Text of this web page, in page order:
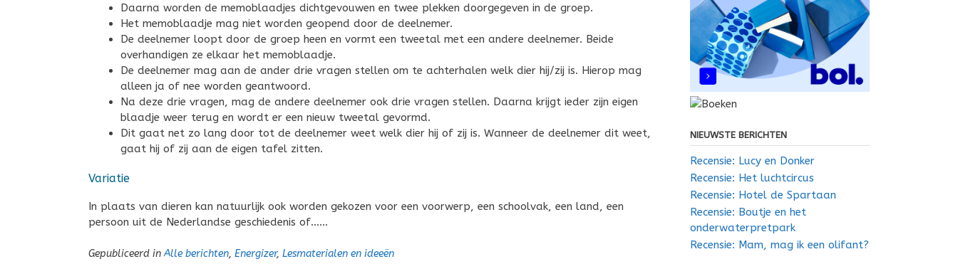
Daarna worden de memoblaadjes dichtgevouwen en twee plekken doorgegeven in de groep.
Het memoblaadje mag niet worden geopend door de deelnemer.
De deelnemer loopt door de groep heen en vormt een tweetal met een andere deelnemer. Beide
overhandigen ze elkaar het memoblaadje.
De deelnemer mag aan de ander drie vragen stellen om te achterhalen welk dier hij/zij is. Hierop mag
alleen ja of nee worden geantwoord.
Na deze drie vragen, mag de andere deelnemer ook drie vragen stellen. Daarna krijgt ieder zijn eigen
blaadje weer terug en wordt er een nieuw tweetal gevormd.
Dit gaat net zo lang door tot de deelnemer weet welk dier hij of zij is. Wanneer de deelnemer dit weet,
gaat hij of zij aan de eigen tafel zitten.
Variatie
In plaats van dieren kan natuurlijk ook worden gekozen voor een voorwerp, een schoolvak, een land, een
persoon uit de Nederlandse geschiedenis of……
Gepubliceerd inAlle berichten, Energizer, Lesmaterialen en ideeën
NIEUWSTE BERICHTEN
Recensie: Lucy en Donker
Recensie: Het luchtcircus
Recensie: Hotel de Spartaan
Recensie: Boutje en het
onderwaterpretpark
Recensie: Mam, mag ik een olifant?